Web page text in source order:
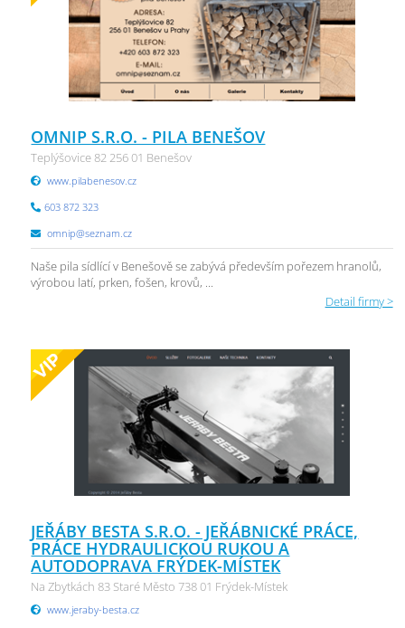
OMNIP S.R.O. - PILA BENEŠOV
Teplýšovice 82 256 01 Benešov
www.pilabenesov.cz
603 872 323
omnip@seznam.cz
Naše pila sídlící v Benešově se zabývá především pořezem hranolů,
výrobou latí, prken, fošen, krovů, ...
Detail firmy >
JEŘÁBY BESTA S.R.O. - JEŘÁBNICKÉ PRÁCE,
PRÁCE HYDRAULICKOU RUKOU A
AUTODOPRAVA FRÝDEK-MÍSTEK
Na Zbytkách 83 Staré Město 738 01 Frýdek-Místek
www.jeraby-besta.cz